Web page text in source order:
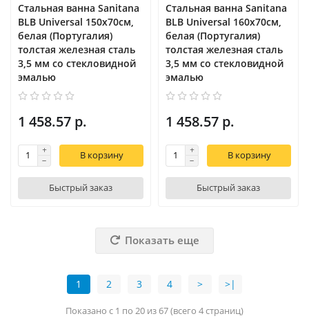
Стальная ванна Sanitana
BLB Universal 150x70см,
белая (Португалия)
толстая железная сталь
3,5 мм со стекловидной
эмалью
1 458.57 р.
В корзину
Быстрый заказ
Стальная ванна Sanitana
BLB Universal 160x70см,
белая (Португалия)
толстая железная сталь
3,5 мм со стекловидной
эмалью
1 458.57 р.
В корзину
Быстрый заказ
Показать еще
1 2 3 4 > >|
Показано с 1 по 20 из 67 (всего 4 страниц)